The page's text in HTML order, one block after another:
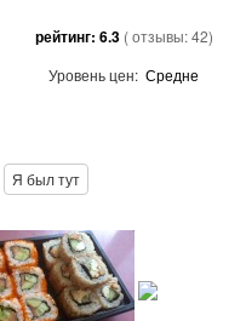
рейтинг: 6.3 ( отзывы:42)
Уровень цен: Средне
Я был тут